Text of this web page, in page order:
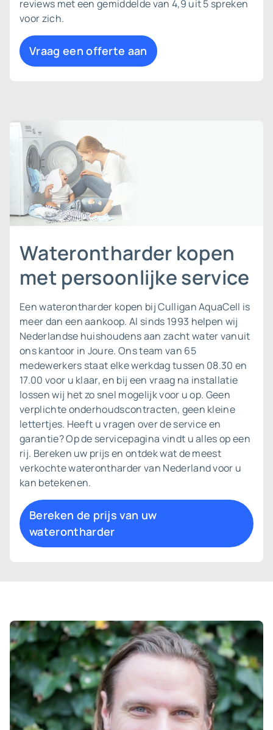
reviews met een gemiddelde van 4,9 uit 5 spreken
voor zich.
Vraag een offerte aan
Waterontharder kopen
met persoonlijke service
Een waterontharder kopen bij Culligan AquaCell is
meer dan een aankoop. Al sinds 1993 helpen wij
Nederlandse huishoudens aan zacht water vanuit
ons kantoor in Joure. Ons team van 65
medewerkers staat elke werkdag tussen 08.30 en
17.00 voor u klaar, en bij een vraag na installatie
lossen wij het zo snel mogelijk voor u op. Geen
verplichte onderhoudscontracten, geen kleine
lettertjes. Heeft u vragen over deservice en
garantie? Op de servicepagina vindt u alles op een
rij. Bereken uw prijs en ontdek wat de meest
verkochte waterontharder van Nederland voor u
kan betekenen.
Bereken de prijs van uw
waterontharder